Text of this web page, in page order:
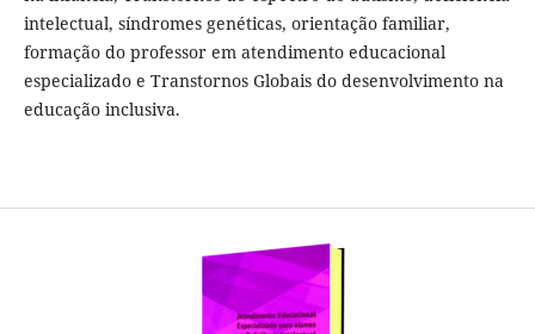
intelectual, síndromes genéticas, orientação familiar,
formação do professor em atendimento educacional
especializado e Transtornos Globais do desenvolvimento na
educação inclusiva.